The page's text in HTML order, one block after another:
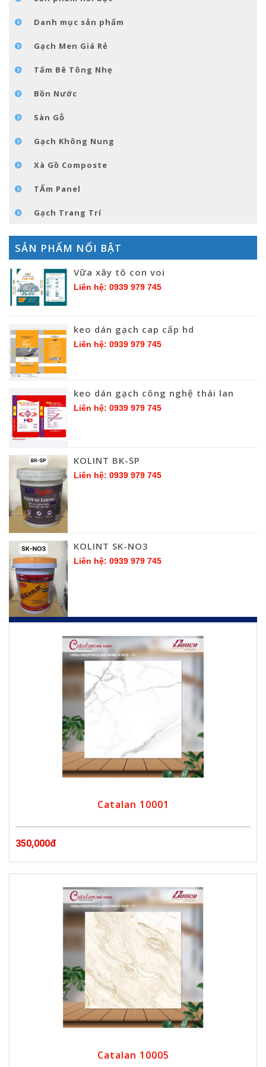
LIÊN HỆDanh mục sản phẩm
Gạch Men Giá Rẻ
Tấm Bê Tông Nhẹ
Bồn Nước
Sàn Gỗ
Gạch Không Nung
Xà Gồ Composte
TẤm Panel
Gạch Trang Trí
SẢN PHẨM NỔI BẬT
Vữa xây tô con voi
Liên hệ: 0939 979 745
keo dán gạch cap cấp hd
Liên hệ: 0939 979 745
keo dán gạch công nghệ thái lan
Liên hệ: 0939 979 745
KOLINT BK-SP
Liên hệ: 0939 979 745
KOLINT SK-NO3
Liên hệ: 0939 979 745
Catalan 10001
350,000đ
Catalan 10005